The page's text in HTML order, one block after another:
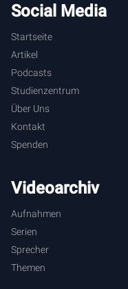
Social Media
Startseite
Artikel
Podcasts
Studienzentrum
Über Uns
Kontakt
Spenden
Videoarchiv
Aufnahmen
Serien
Sprecher
Themen